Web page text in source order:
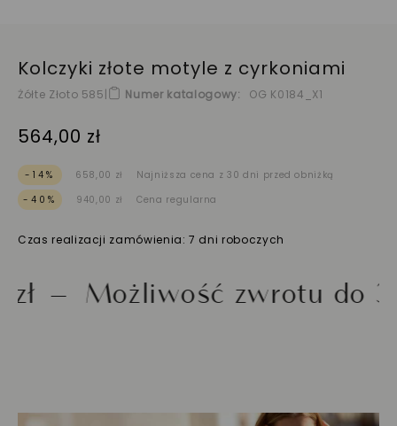
Kolczyki złote motyle z cyrkoniami
Żółte Złoto 585| Numer katalogowy OG K0184_X1
564,00 zł
-14% 658,00 zł
Najniższa cena z 30 dni przed obniżką
-40%
940,00 zł Cena regularna
Czas realizacji zamówienia: 7 dni roboczych
Możliwość zwrotu do 30 dni